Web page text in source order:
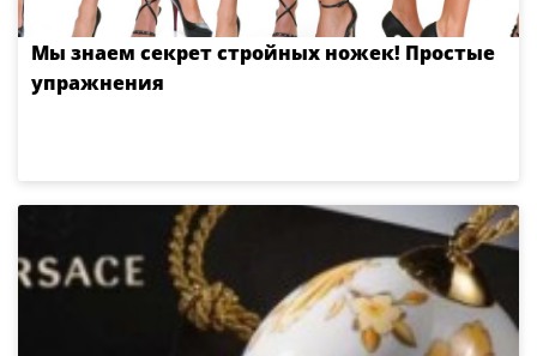
Мы знаем секрет стройных ножек! Простые
упражнения